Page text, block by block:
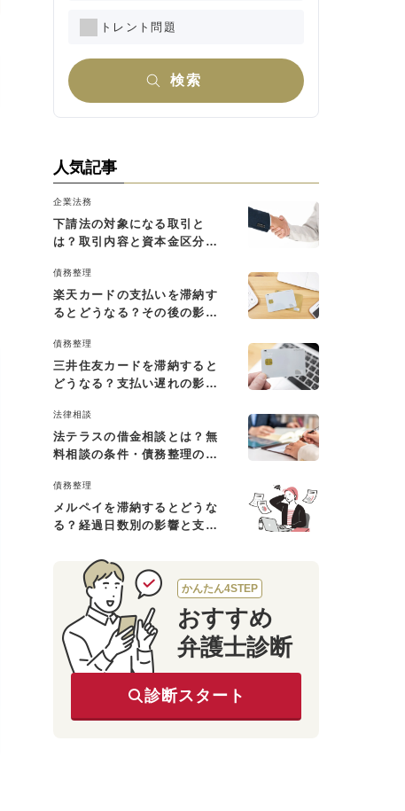
トレント問題
検索
人気記事
企業法務
下請法の対象になる取引と
は？取引内容と資本金区分に
債務整理
楽天カードの支払いを滞納す
るとどうなる？その後の影響
債務整理
三井住友カードを滞納すると
どうなる？支払い遅れの影響
法律相談
法テラスの借金相談とは？無
料相談の条件・債務整理の費
債務整理
メルペイを滞納するとどうな
る？経過日数別の影響と支払
かんたん4STEP
おすすめ
弁護士診断
診断スタート